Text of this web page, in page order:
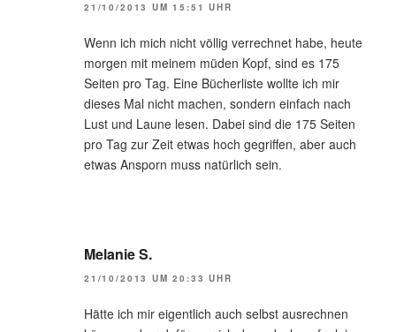
21/10/2013 UM 15:51 UHR
Wenn ich mich nicht völlig verrechnet habe, heute
morgen mit meinem müden Kopf, sind es 175
Seiten pro Tag. Eine Bücherliste wollte ich mir
dieses Mal nicht machen, sondern einfach nach
Lust und Laune lesen. Dabei sind die 175 Seiten
pro Tag zur Zeit etwas hoch gegriffen, aber auch
etwas Ansporn muss natürlich sein.
Melanie S.
21/10/2013 UM 20:33 UHR
Hätte ich mir eigentlich auch selbst ausrechnen